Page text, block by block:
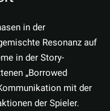
in der
Resonanz auf
in der Story-
„Borrowed
mit der
der Spieler.